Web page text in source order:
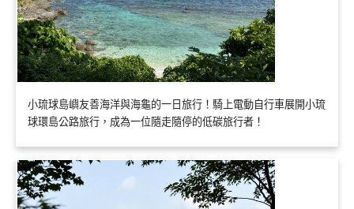
小琉球島嶼友善海洋與海龜的一日旅行！騎上電動自行車展開小琉
球環島公路旅行，成為一位隨走隨停的低碳旅行者！